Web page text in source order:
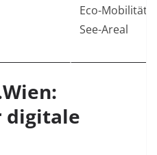
Eco-Mobilität,
See-Areal
digitale